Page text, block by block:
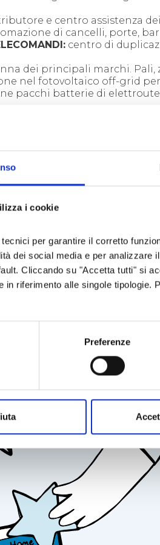
i cookie
per garantire il corretto
dei social media e per
Cliccando su "Accetta tutti" si
in riferimento alle singole tipologie.
Preferenze
e centro assistenza
di cancelli, porte,
centro di
dei principali marchi. Pali,
nel fotovoltaico off-grid
pacchi batterie di
le connessioni internet wifi e
per ogni applicazione
delle migliori marche
molto conosciuto
Conservo ancora i
la maturità lavoravo in
ho visto un locale
una pazza idea mi stava
MOSTRA